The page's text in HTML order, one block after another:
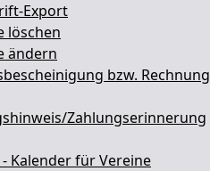
Export
löschen
ändern
bzw. Rechnung
Zahlungserinnerung
- Kalender für Vereine